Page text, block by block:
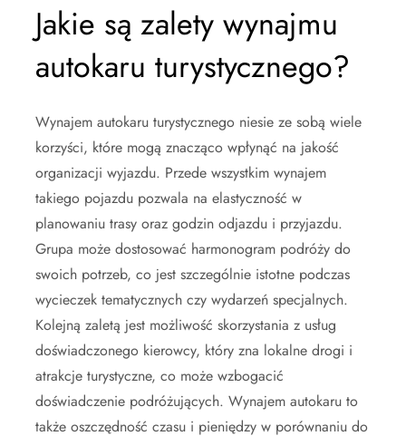
Jakie są zalety wynajmu
autokaru turystycznego?
Wynajem autokaru turystycznego niesie ze sobą wiele
korzyści, które mogą znacząco wpłynąć na jakość
organizacji wyjazdu. Przede wszystkim wynajem
takiego pojazdu pozwala na elastyczność w
planowaniu trasy oraz godzin odjazdu i przyjazdu.
Grupa może dostosować harmonogram podróży do
swoich potrzeb, co jest szczególnie istotne podczas
wycieczek tematycznych czy wydarzeń specjalnych.
Kolejną zaletą jest możliwość skorzystania z usług
doświadczonego kierowcy, który zna lokalne drogi i
atrakcje turystyczne, co może wzbogacić
doświadczenie podróżujących. Wynajem autokaru to
także oszczędność czasu i pieniędzy w porównaniu do